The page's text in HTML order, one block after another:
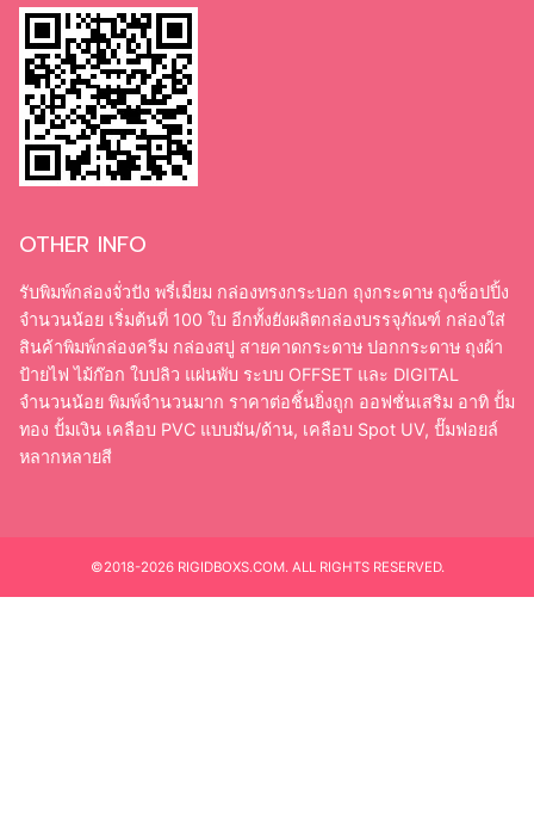
OTHER INFO
รับพิมพ์กล่องจั่วปัง พรี่เมี่ยม กล่องทรงกระบอก ถุงกระดาษ ถุงช็อปปิ้ง
จำนวนน้อย เริ่มต้นที่ 100 ใบ อีกทั้งยังผลิตกล่องบรรจุภัณฑ์ กล่องใส่
สินค้าพิมพ์กล่องครีม กล่องสบู่ สายคาดกระดาษ ปอกกระดาษ ถุงผ้า
ป้ายไฟ ไม้ก๊อก ใบปลิว แผ่นพับ ระบบ OFFSET และ DIGITAL
จำนวนน้อย พิมพ์จำนวนมาก ราคาต่อชิ้นยิ่งถูก ออฟชั่นเสริม อาทิ ปั้ม
ทอง ปั้มเงิน เคลือบ PVC แบบมัน/ด้าน, เคลือบ Spot UV, ปั๊มฟอยล์
หลากหลายสี
©2018-2026 RIGIDBOXS.COM. ALL RIGHTS RESERVED.